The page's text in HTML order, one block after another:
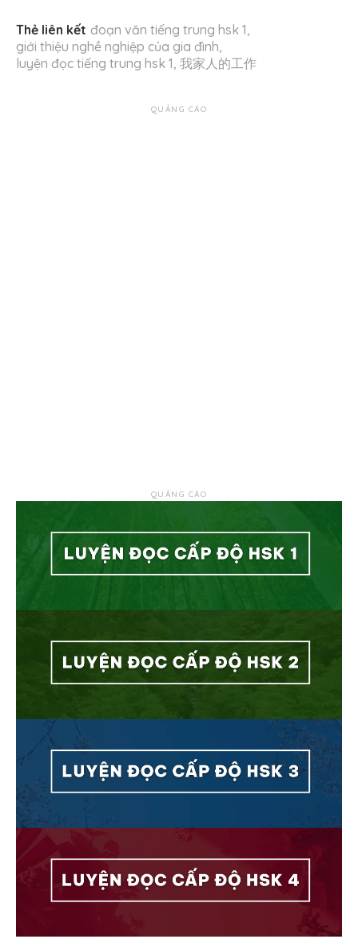
Thẻ liên kết đoạn văn tiếng trung hsk 1
giới thiệu nghề nghiệp của gia đình
luyện đọc tiếng trung hsk 1 我家人的工作
QUẢNG CÁO
QUẢNG CÁO